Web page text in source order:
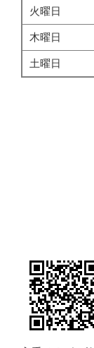
火曜日
木曜日
土曜日